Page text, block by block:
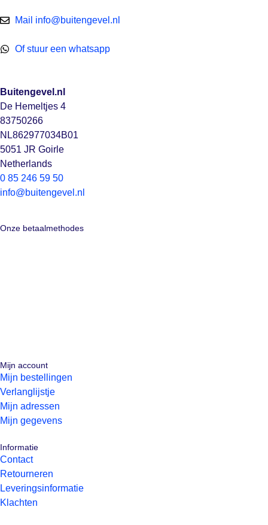
Mail info@buitengevel.nl
Of stuur een whatsapp
Buitengevel.nl
De Hemeltjes 4
83750266
NL862977034B01
5051 JR Goirle
Netherlands
0 85 246 59 50
info@buitengevel.nl
Onze betaalmethodes
Mijn account
Mijn bestellingen
Verlanglijstje
Mijn adressen
Mijn gegevens
Informatie
Contact
Retourneren
Leveringsinformatie
Klachten